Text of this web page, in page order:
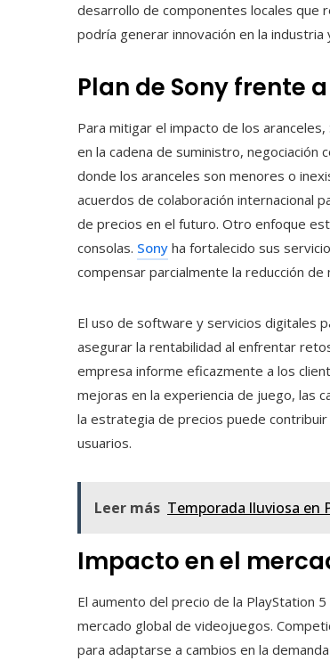
desarrollo de componentes locales que
podría generar innovación en la
Plan de Sony frente
Para mitigar el impacto de los
en la cadena de suministro,
donde los aranceles son menores o
acuerdos de colaboración internacional
de precios en el futuro. Otro enfoque
consolas. Sony ha fortalecido sus
compensar parcialmente la reducción
El uso de software y servicios digitales
asegurar la rentabilidad al enfrentar
empresa informe eficazmente a los
mejoras en la experiencia de juego, las
la estrategia de precios puede
usuarios.
Leer más Temporada lluviosa en
Impacto en el
El aumento del precio de la PlayStation
mercado global de videojuegos.
para adaptarse a cambios en la